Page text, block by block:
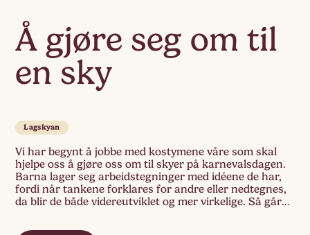
Å gjøre seg om til
en sky
Lagskyan
Vi har begynt å jobbe med kostymene våre som skal
hjelpe oss å gjøre oss om til skyer på karnevalsdagen.
Barna lager seg arbeidstegninger med idéene de har,
fordi når tankene forklares for andre eller nedtegnes,
da blir de både videreutviklet og mer virkelige. Så går